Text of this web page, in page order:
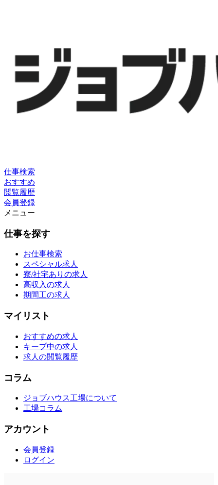
仕事検索
おすすめ
閲覧履歴
会員登録
メニュー
仕事を探す
お仕事検索
スペシャル求人
寮/社宅ありの求人
高収入の求人
期間工の求人
マイリスト
おすすめの求人
キープ中の求人
求人の閲覧履歴
コラム
ジョブハウス工場について
工場コラム
アカウント
会員登録
ログイン